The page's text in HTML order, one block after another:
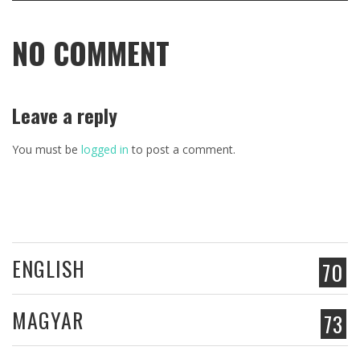
NO COMMENT
Leave a reply
You must be logged in to post a comment.
70
ENGLISH
73
MAGYAR